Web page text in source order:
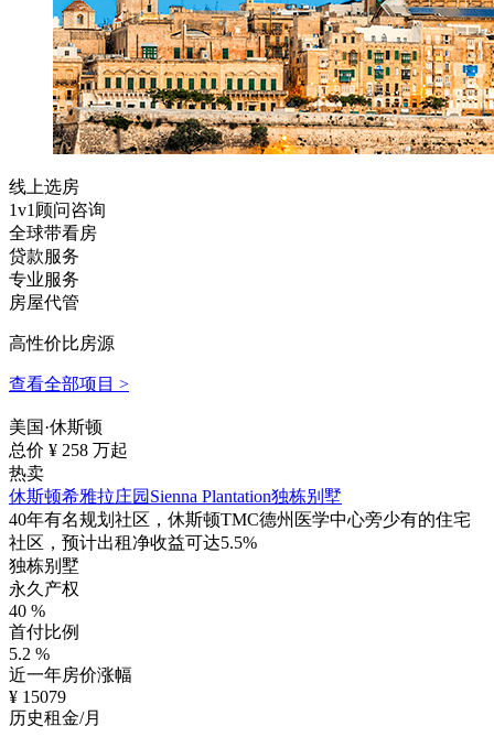
线上选房
1v1顾问咨询
全球带看房
贷款服务
专业服务
房屋代管
高性价比房源
查看全部项目 >
美国·休斯顿
总价 ¥ 258 万起
热卖
休斯顿希雅拉庄园Sienna Plantation独栋别墅
40年有名规划社区，休斯顿TMC德州医学中心旁少有的住宅
社区，预计出租净收益可达5.5%
独栋别墅
永久产权
40 %
首付比例
5.2 %
近一年房价涨幅
¥ 15079
历史租金/月